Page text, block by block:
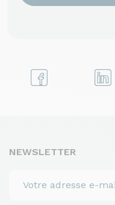
NEWSLETTER